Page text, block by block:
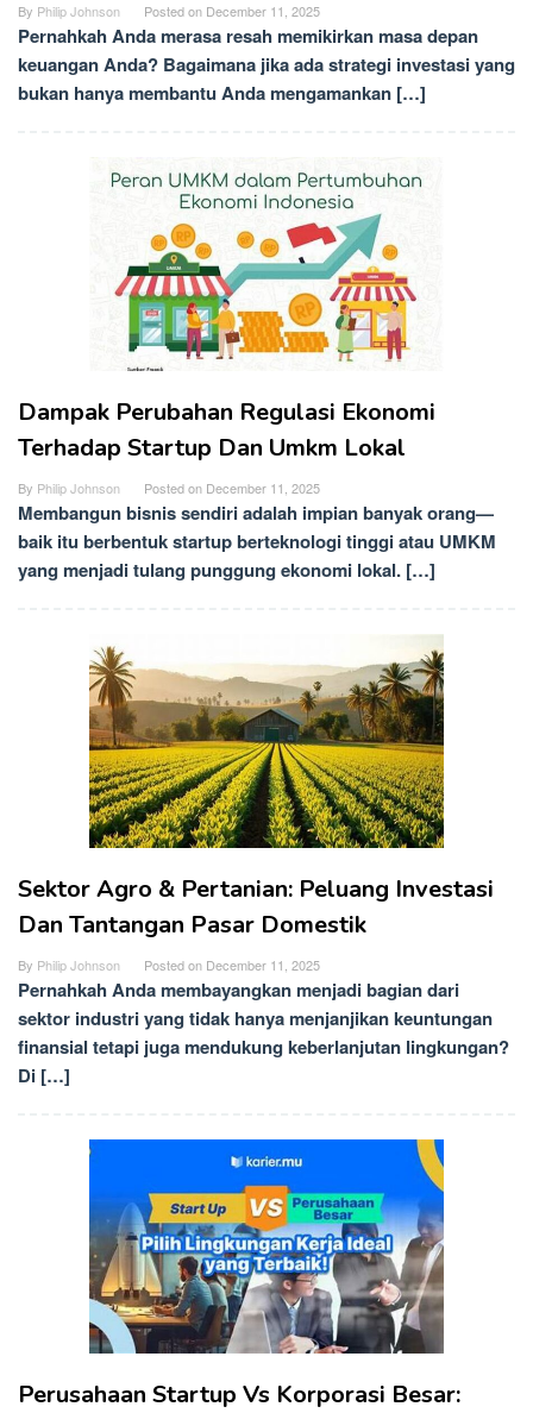
By Philip Johnson Posted on December 11, 2025
Pernahkah Anda merasa resah memikirkan masa depan
keuangan Anda? Bagaimana jika ada strategi investasi yang
bukan hanya membantu Anda mengamankan […]
Dampak Perubahan Regulasi Ekonomi
Terhadap Startup Dan Umkm Lokal
By Philip Johnson Posted on December 11, 2025
Membangun bisnis sendiri adalah impian banyak orang—
baik itu berbentuk startup berteknologi tinggi atau UMKM
yang menjadi tulang punggung ekonomi lokal. […]
Sektor Agro & Pertanian: Peluang Investasi
Dan Tantangan Pasar Domestik
By Philip Johnson Posted on December 11, 2025
Pernahkah Anda membayangkan menjadi bagian dari
sektor industri yang tidak hanya menjanjikan keuntungan
finansial tetapi juga mendukung keberlanjutan lingkungan?
Di […]
Perusahaan Startup Vs Korporasi Besar: